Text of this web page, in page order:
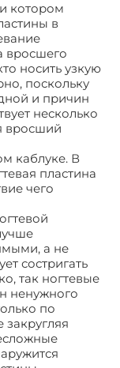
котором
в
вросшего
носить узкую
поскольку
и причин
несколько
вросший
каблуке. В
пластина
чего
а не
состригать
так ногтевые
ненужного
по